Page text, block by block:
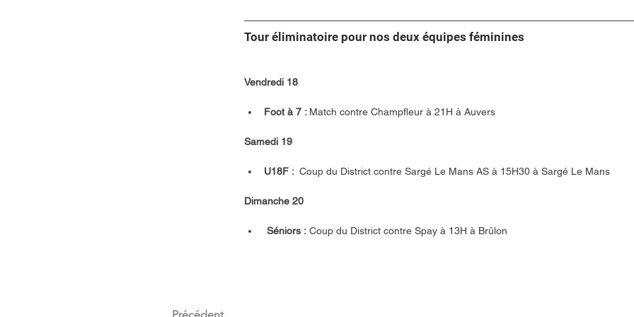
Tour éliminatoire pour nos deux équipes féminines
Vendredi 18
Foot à 7 : Match contre Champfleur à 21H à Auvers
Samedi 19
U18F : Coup du District contre Sargé Le Mans AS à 15H30 à Sargé Le Mans
Dimanche 20
Séniors : Coup du District contre Spay à 13H à Brûlon